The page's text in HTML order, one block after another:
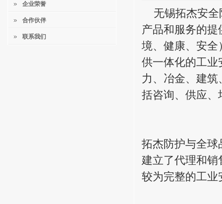
企业荣誉
合作伙伴
联系我们
无锡拓杰安
产品和服务的
境、健康、安全
供一体化的工业
力、冶金、建
括咨询、供应、
拓杰防护与全球
建立了代理和销
较为完整的工业